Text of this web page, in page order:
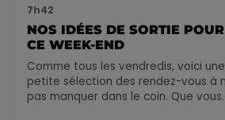
7h42
NOS IDÉES DE SORTIE POUR
CE WEEK-END
Comme tous les vendredis, voici une
petite sélection des rendez-vous à
pas manquer dans le coin. Que vous